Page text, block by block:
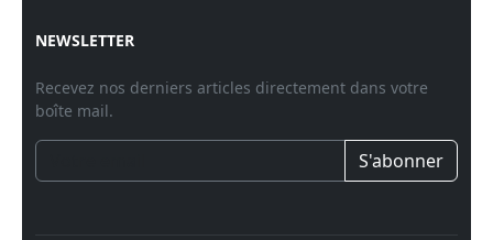
NEWSLETTER
Recevez nos derniers articles directement dans votre
boîte mail.
S'abonner